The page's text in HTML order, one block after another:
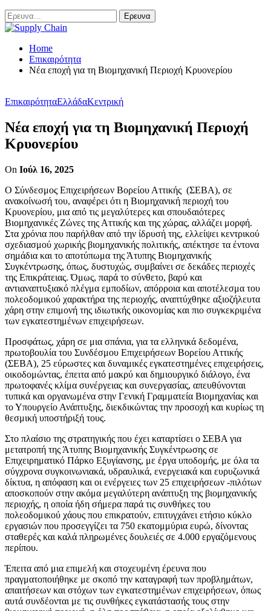
Home
Επικαιρότητα
Νέα εποχή για τη Βιομηχανική Περιοχή Κρυονερίου
ΕπικαιρότηταΕλλάδαΚεντρική
Νέα εποχή για τη Βιομηχανική Περιοχή
Κρυονερίου
On Ιούλ 16, 2025
Ο Σύνδεσμος Επιχειρήσεων Βορείου Αττικής (ΣΕΒΑ), σε
ανακοίνωσή του, αναφέρει ότι η Βιομηχανική περιοχή του
Κρυονερίου, μια από τις μεγαλύτερες και σπουδαιότερες
Βιομηχανικές Ζώνες της Αττικής και της χώρας, αλλάζει μορφή.
Στα χρόνια που παρήλθαν από την ίδρυσή της, ελλείψει κεντρικού
σχεδιασμού χωρικής βιομηχανικής πολιτικής, απέκτησε τα έντονα
σημάδια και το αποτύπωμα της Άτυπης Βιομηχανικής
Συγκέντρωσης, όπως, δυστυχώς, συμβαίνει σε δεκάδες περιοχές
της Επικράτειας. Όμως, παρά το σύνθετο, βαρύ και
αντιαναπτυξιακό πλέγμα εμποδίων, απόρροια και αποτέλεσμα του
πολεοδομικού χαρακτήρα της περιοχής, αναπτύχθηκε αξιοζήλευτα
χάρη στην επιμονή της ιδιωτικής οικονομίας και πιο συγκεκριμένα
των εγκατεστημένων επιχειρήσεων.
Προσφάτως, χάρη σε μια σπάνια, για τα ελληνικά δεδομένα,
πρωτοβουλία του Συνδέσμου Επιχειρήσεων Βορείου Αττικής
(ΣΕΒΑ), 25 εύρωστες και δυναμικές εγκατεστημένες επιχειρήσεις,
οικοδομώντας, έπειτα από μακρύ και δημιουργικό διάλογο, ένα
πρωτοφανές κλίμα συνέργειας και συνεργασίας, απευθύνονται
τυπικά και οργανωμένα στην Γενική Γραμματεία Βιομηχανίας και
το Υπουργείο Ανάπτυξης, διεκδικώντας την προσοχή και κυρίως τη
θεσμική υποστήριξή τους.
Στο πλαίσιο της στρατηγικής που έχει καταρτίσει ο ΣΕΒΑ για
μετατροπή της Άτυπης Βιομηχανικής Συγκέντρωσης σε
Επιχειρηματικό Πάρκο Εξυγίανσης, με έργα υποδομής, με όλα τα
σύγχρονα συγκοινωνιακά, υδραυλικά, ενεργειακά και ευρυζωνικά
δίκτυα, η απόφαση και οι ενέργειες των 25 επιχειρήσεων -πιλότων
αποσκοπούν στην ακόμα μεγαλύτερη ανάπτυξη της βιομηχανικής
περιοχής, η οποία ήδη σήμερα παρά τις συνθήκες του
πολεοδομικού χάους που επικρατούν, επιτυγχάνει ετήσιο κύκλο
εργασιών που προσεγγίζει τα 750 εκατομμύρια ευρώ, δίνοντας
σταθερές και καλά πληρωμένες δουλειές σε 4.000 εργαζόμενους
περίπου.
Έπειτα από μια επιμελή και στοχευμένη έρευνα που
πραγματοποιήθηκε με σκοπό την καταγραφή των προβλημάτων,
απαιτήσεων και στόχων των εγκατεστημένων επιχειρήσεων, όπως
αυτά συνδέονται με τις συνθήκες εγκατάστασής τους στην